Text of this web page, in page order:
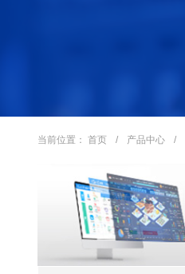
当前位置： 首页 / 产品中心 /